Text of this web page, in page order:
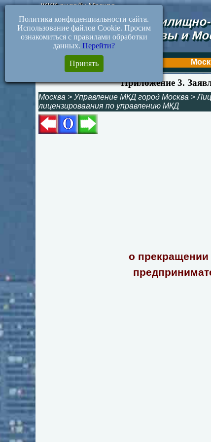
Первая
Документы жилищно-
Москвы и
ЖКХ-онлайн.Москва
Приложение 3.
Москва >Управление МКД город Москва >
лицензироваания по управлению МКД
о прекращении
Политика конфиденциальности сайта.
Использование файлов Cookie. Просим
ознакомиться с правилами обработки
данных. Перейти?
Принять